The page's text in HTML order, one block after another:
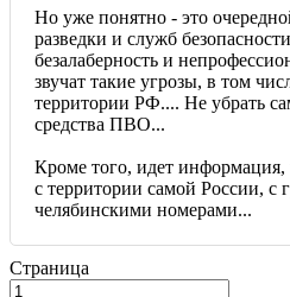
Но уже понятно - это
разведки и служб
безалаберность и
звучат такие угрозы, в том
территории РФ.... Не убрать
средства ПВО...
Кроме того, идет информация,
с территории самой России, с
челябинскими номерами...
Страница